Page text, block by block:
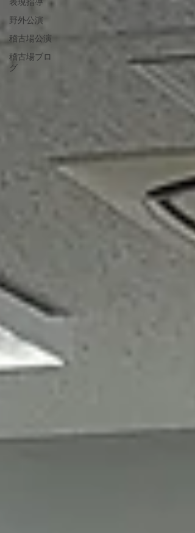
表現指導
野外公演
稽古場公演
稽古場ブロ
グ